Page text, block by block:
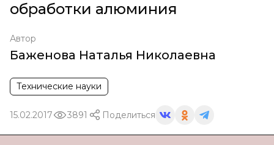
обработки алюминия
Автор
Баженова Наталья Николаевна
Технические науки
15.02.2017 3891 Поделиться